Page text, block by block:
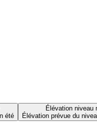
été
Élévation niveau
Élévation prévue du